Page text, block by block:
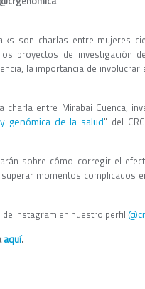
son charlas entre mujeres
proyectos de investigación
la importancia de
charla entre Mirabai Cuenca,
genómica de la salud" del
sobre cómo corregir el
momentos complicados
de Instagram en nuestro perfil
aquí.